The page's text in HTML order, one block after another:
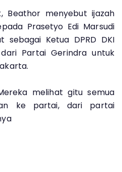
Beathor menyebut ijazah
Prasetyo Edi Marsudi
Ketua DPRD DKI
Partai Gerindra untuk
melihat gitu semua
ke partai, dari partai